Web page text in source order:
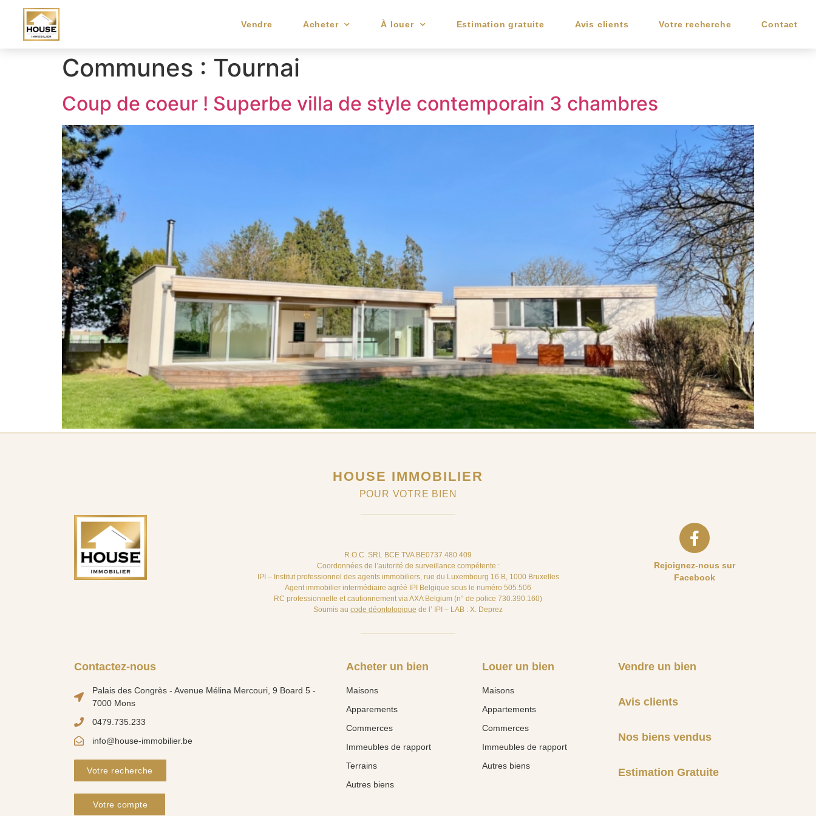
Vendre Acheter À louer Estimation gratuite Avis clients Votre recherche Contact
Communes : Tournai
Coup de coeur ! Superbe villa de style contemporain 3 chambres
HOUSE IMMOBILIER
POUR VOTRE BIEN
R.O.C. SRL BCE TVA BE0737.480.409
Coordonnées de l’autorité de surveillance compétente :
IPI – Institut professionnel des agents immobiliers, rue du Luxembourg 16 B, 1000 Bruxelles
Agent immobilier intermédiaire agréé IPI Belgique sous le numéro 505.506
RC professionnelle et cautionnement via AXA Belgium (n° de police 730.390.160)
Soumis au code déontologique de l’ IPI – LAB : X. Deprez
Rejoignez-nous sur
Facebook
Contactez-nous
Palais des Congrès - Avenue Mélina Mercouri, 9 Board 5 -
7000 Mons
0479.735.233
info@house-immobilier.be
Votre recherche
Votre compte
Acheter un bien
Maisons
Apparements
Commerces
Immeubles de rapport
Terrains
Autres biens
Louer un bien
Maisons
Appartements
Commerces
Immeubles de rapport
Autres biens
Vendre un bien
Avis clients
Nos biens vendus
Estimation Gratuite